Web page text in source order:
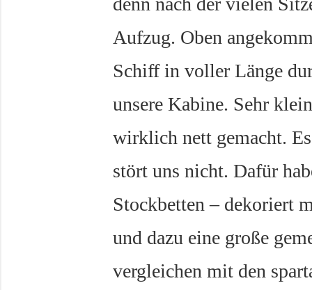
Aufzug. Oben
Schiff in voller Länge
unsere Kabine. Sehr
wirklich nett gemacht.
stört uns nicht. Dafür
Stockbetten – dekoriert
und dazu eine große
vergleichen mit den